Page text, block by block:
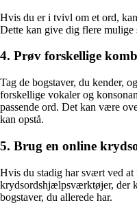
Hvis du er i tvivl om et ord,
Dette kan give dig flere mulige
4. Prøv forskellige
Tag de bogstaver, du kender,
forskellige vokaler og
passende ord. Det kan være
kan opstå.
5. Brug en online
Hvis du stadig har svært ved
krydsordshjælpsværktøjer, der
bogstaver, du allerede har.